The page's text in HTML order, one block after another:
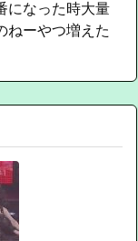
になった時大量
ねーやつ増えた